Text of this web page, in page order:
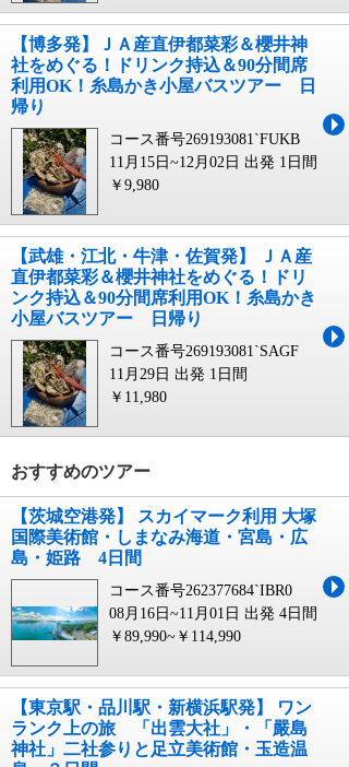
【博多発】ＪＡ産直伊都菜彩＆櫻井神
社をめぐる！ドリンク持込＆90分間席
利用OK！糸島かき小屋バスツアー 日
帰り
コース番号269193081`FUKB
11月15日~12月02日 出発 1日間
￥9,980
【武雄・江北・牛津・佐賀発】 ＪＡ産
直伊都菜彩＆櫻井神社をめぐる！ドリ
ンク持込＆90分間席利用OK！糸島かき
小屋バスツアー 日帰り
コース番号269193081`SAGF
11月29日 出発 1日間
￥11,980
おすすめのツアー
【茨城空港発】 スカイマーク利用 大塚
国際美術館・しまなみ海道・宮島・広
島・姫路 4日間
コース番号262377684`IBR0
08月16日~11月01日 出発 4日間
￥89,990~￥114,990
【東京駅・品川駅・新横浜駅発】 ワン
ランク上の旅 「出雲大社」・「嚴島
神社」二社参りと足立美術館・玉造温